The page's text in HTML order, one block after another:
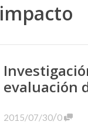
impacto
evaluación
2015/07/30/0